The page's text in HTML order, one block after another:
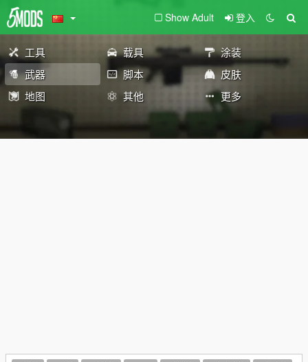
Show Adult 登入
工具 载具
涂装
武器
脚本
皮肤
地图
其他 更多